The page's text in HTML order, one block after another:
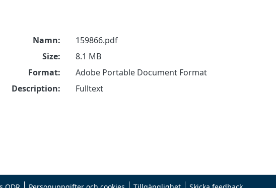
Namn:
159866.pdf
Size:
8.1 MB
Format:
Adobe Portable Document Format
Description:
Fulltext